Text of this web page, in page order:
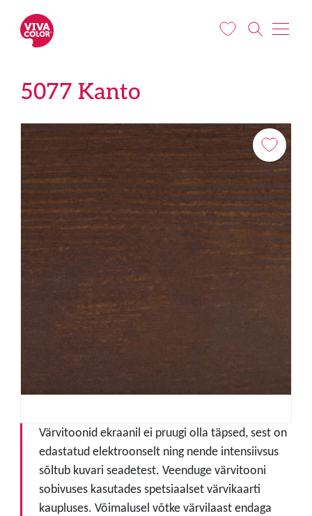
5077 Kanto
Värvitoonid ekraanil ei pruugi olla täpsed, sest on
edastatud elektroonselt ning nende intensiivsus
sõltub kuvari seadetest. Veenduge värvitooni
sobivuses kasutades spetsiaalset värvikaarti
kaupluses. Võimalusel võtke värvilaast endaga